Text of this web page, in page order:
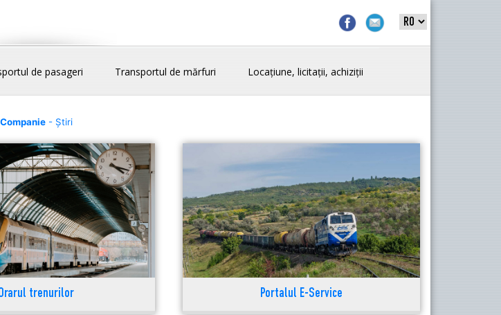
de pasageri Transportul de mărfuri Locațiune, licitații, achiziții
Companie- Știri
trenurilor Portalul E-Service